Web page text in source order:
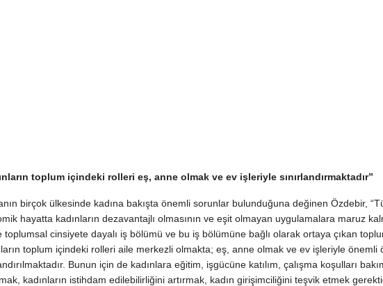
toplum içindeki rolleri eş, anne olmak ve ev işleriyle sınırlandırmaktadır”
birçok ülkesinde kadına bakışta önemli sorunlar bulunduğuna değinen Özdebir,
hayatta kadınların dezavantajlı olmasının ve eşit olmayan uygulamalara maruz
toplumsal cinsiyete dayalı iş bölümü ve bu iş bölümüne bağlı olarak ortaya çıkan
toplum içindeki rolleri aile merkezli olmakta; eş, anne olmak ve ev işleriyle önemli
Bunun için de kadınlara eğitim, işgücüne katılım, çalışma koşulları
kadınların istihdam edilebilirliğini artırmak, kadın girişimciliğini teşvik etmek